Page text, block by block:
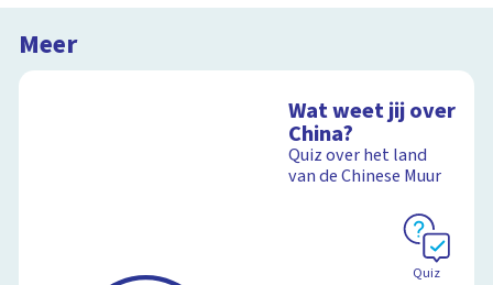
Meer
Wat weet jij over
China?
Quiz over het land
van de Chinese Muur
Quiz